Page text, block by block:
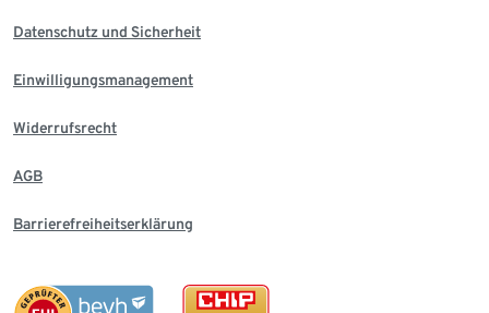
Datenschutz und Sicherheit
Einwilligungsmanagement
Widerrufsrecht
AGB
Barrierefreiheitserklärung